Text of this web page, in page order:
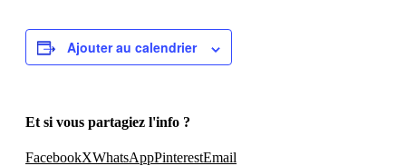
Ajouter au calendrier
Et si vous partagiez l'info ?
FacebookXWhatsAppPinterestEmail